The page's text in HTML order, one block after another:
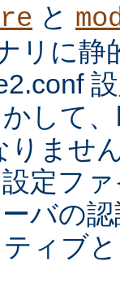
と
リに静
して
りませ
定フ
バの
ィブ